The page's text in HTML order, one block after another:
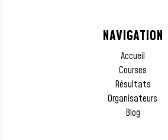
NAVIGATION
Accueil
Courses
Résultats
Organisateurs
Blog